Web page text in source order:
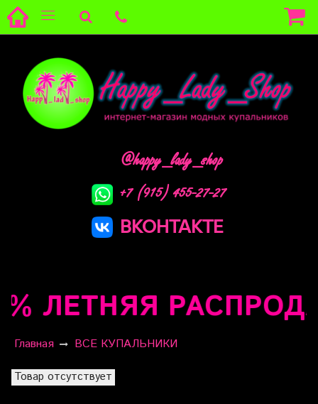
@happy_lady_shop
+7 (915) 455-27-27
ВКОНТАКТЕ
ЛЕТНЯЯ
Главная ВСЕ КУПАЛЬНИКИ
Товар отсутствует